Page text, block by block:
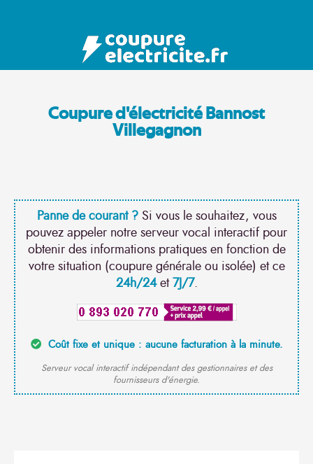
Coupure d'électricité Bannost
Villegagnon
Panne de courant ?Si vous le souhaitez, vous
pouvez appeler notre serveur vocal interactif pour
obtenir des informations pratiques en fonction de
votre situation (coupure générale ou isolée) et ce
24h/24et7J/7.
Coût fixe et unique : aucune facturation à la minute.
Serveur vocal interactif indépendant des gestionnaires et des
fournisseurs d'énergie.